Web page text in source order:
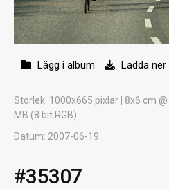
Lägg i album Ladda
Storlek: 1000x665 pixlar | 8x6 cm
MB (8 bit RGB)
Datum: 2007-06-19
#35307